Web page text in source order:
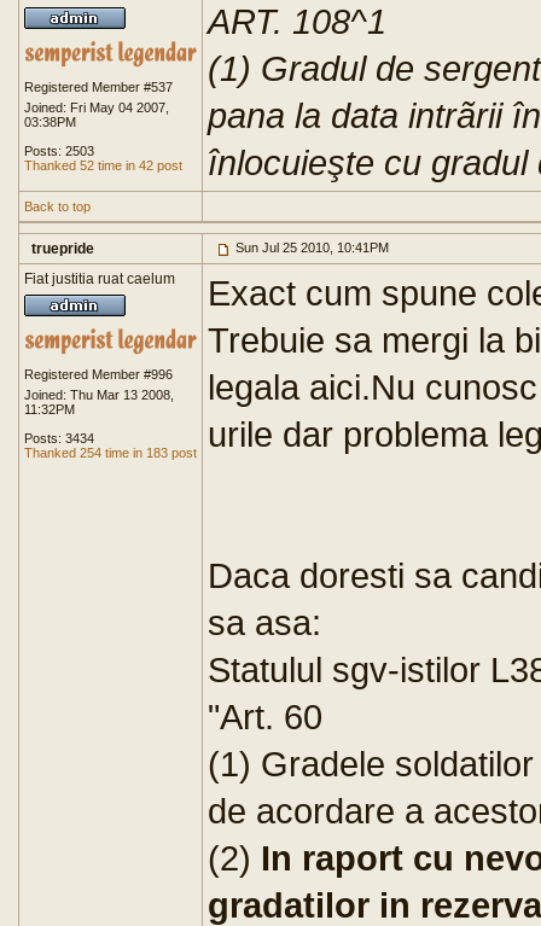
Registered Member #537
Joined: Fri May 04 2007,
03:38PM
Posts: 2503
Thanked 52 time in 42 post
ART. 108^1
(1) Gradul de
pana la data intrãrii
înlocuieşte cu gradul
Back to top
truepride Sun Jul 25 2010, 10:41PM
Fiat justitia ruat caelum
Registered Member #996
Joined: Thu Mar 13 2008,
11:32PM
Posts: 3434
Thanked 254 time in 183 post
Exact cum spune
Trebuie sa mergi la
legala aici.Nu
urile dar problema
Daca doresti sa
sa asa:
Statulul sgv-istilor
"Art. 60
(1) Gradele
de acordare a
(2) In raport cu
gradatilor in